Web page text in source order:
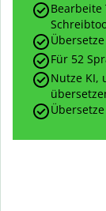
Für 52
Nutze KI,